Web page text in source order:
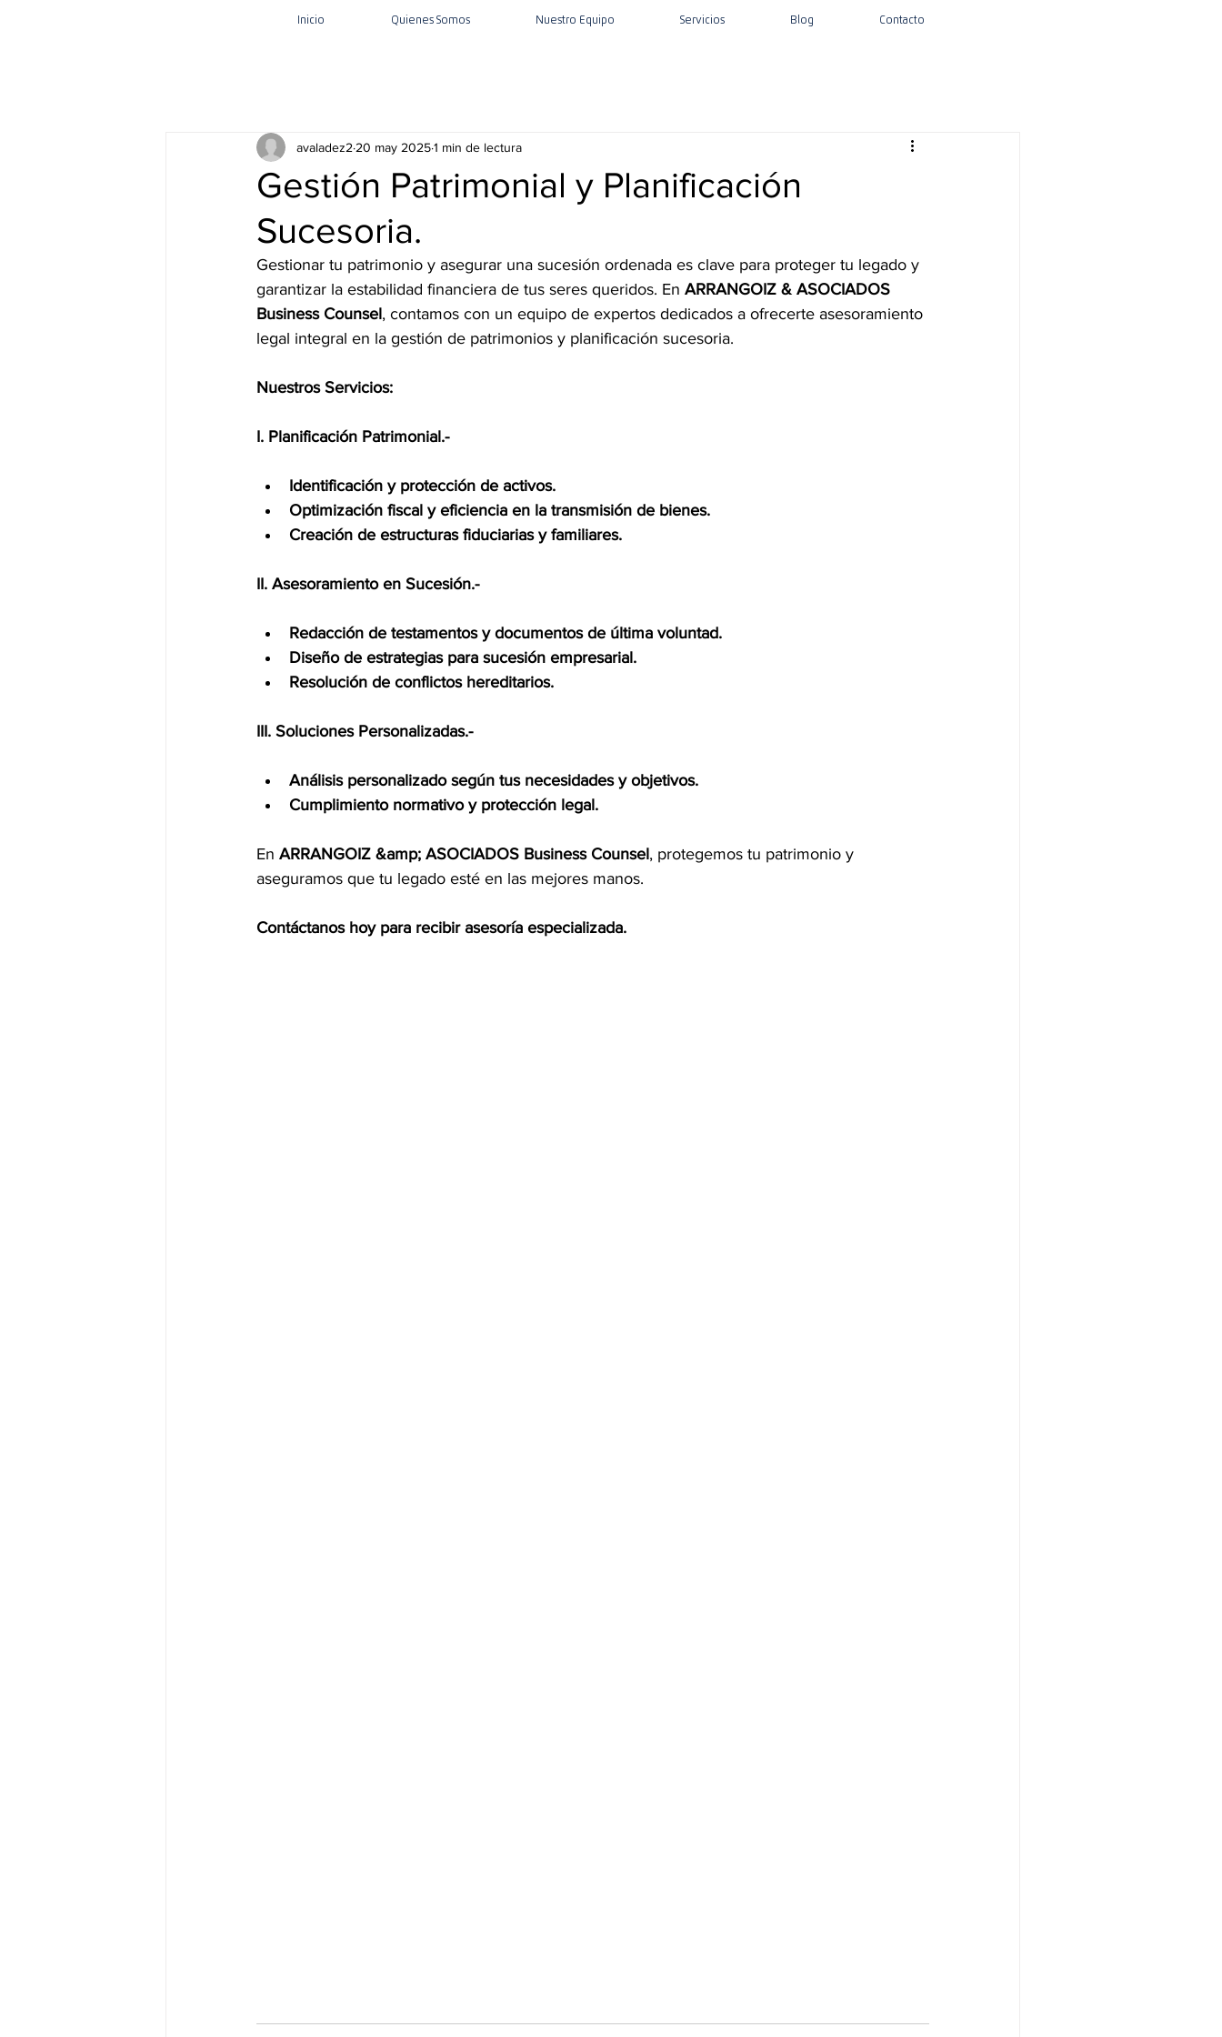
Inicio Quienes Somos Nuestro Equipo Servicios Blog Contacto
Gestión Patrimonial y Planificación
Sucesoria.
avaladez2 20 may 20251 min de lectura
Gestionar tu patrimonio y asegurar una sucesión ordenada es clave para proteger tu legado y
garantizar la estabilidad financiera de tus seres queridos. En ARRANGOIZ & ASOCIADOS
Business Counsel, contamos con un equipo de expertos dedicados a ofrecerte asesoramiento
legal integral en la gestión de patrimonios y planificación sucesoria.
Nuestros Servicios:
I. Planificación Patrimonial.-
Identificación y protección de activos.
Optimización fiscal y eficiencia en la transmisión de bienes.
Creación de estructuras fiduciarias y familiares.
II. Asesoramiento en Sucesión.-
Redacción de testamentos y documentos de última voluntad.
Diseño de estrategias para sucesión empresarial.
Resolución de conflictos hereditarios.
III. Soluciones Personalizadas.-
Análisis personalizado según tus necesidades y objetivos.
Cumplimiento normativo y protección legal.
En ARRANGOIZ &amp; ASOCIADOS Business Counsel, protegemos tu patrimonio y
aseguramos que tu legado esté en las mejores manos.
Contáctanos hoy para recibir asesoría especializada.